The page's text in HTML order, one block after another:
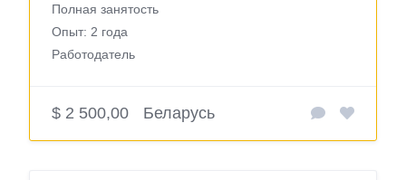
Полная занятость
Опыт: 2 года
Работодатель
$ 2 500,00 Беларусь